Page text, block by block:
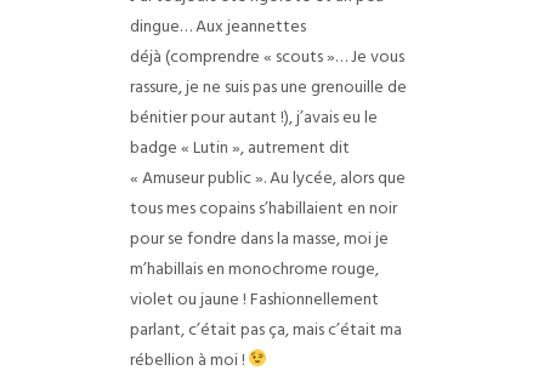
dingue… Aux jeannettes
déjà (comprendre « scouts »… Je vous
rassure, je ne suis pas une grenouille de
bénitier pour autant !), j’avais eu le
badge « Lutin », autrement dit
« Amuseur public ». Au lycée, alors que
tous mes copains s’habillaient en noir
pour se fondre dans la masse, moi je
m’habillais en monochrome rouge,
violet ou jaune ! Fashionnellement
parlant, c’était pas ça, mais c’était ma
rébellion à moi !